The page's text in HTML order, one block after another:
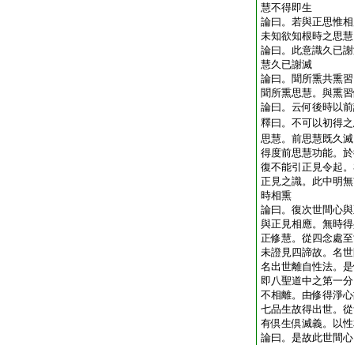
慧不得即生
論曰。若與正思惟
未知欲知根時之思慧
論曰。此意識久已
慧久已謝滅
論曰。聞所熏共熏
聞所熏思慧。與熏
論曰。云何後時以
釋曰。不可以初得
思慧。前思慧既久
得度前思慧功能。
復不能引正見令起
正見之識。此中明
時相熏
論曰。復次世間心
與正見相應。無時
正修慧。從四念處
未證見四諦故。名
名出世離自性法。
即八聖道中之第一
不相離。由修得淨
七品生故得出世。
有倶生倶滅義。以
論曰。是故此世間